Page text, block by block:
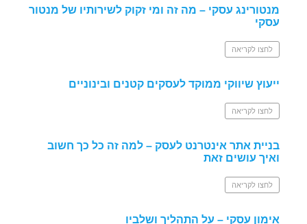
מנטורינג עסקי – מה זה ומי זקוק לשירותיו של מנטור
עסקי
לחצו לקריאה
ייעוץ שיווקי ממוקד לעסקים קטנים ובינוניים
לחצו לקריאה
בניית אתר אינטרנט לעסק – למה זה כל כך חשוב
ואיך עושים זאת
לחצו לקריאה
אימון עסקי – על התהליך ושלביו